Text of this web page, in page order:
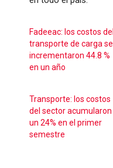
Fadeeac: los costos del
transporte de carga se
incrementaron 44.8 %
en un año
Transporte: los costos
del sector acumularon
un 24% en el primer
semestre